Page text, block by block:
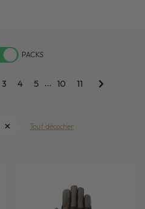
PACKS
3 4 5 ... 10 11
Tout décocher